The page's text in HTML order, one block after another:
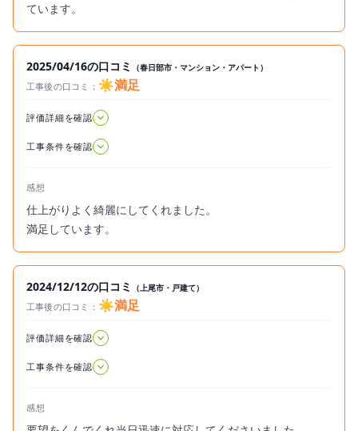
ています。
2025/04/16の口コミ （春日部市・マンション・アパート）
工事後の口コミ： ☀️満足
評価詳細を確認
工事条件を確認
感想
仕上がりよく綺麗にしてくれました。
満足しています。
2024/12/12の口コミ （上尾市・戸建て）
工事後の口コミ： ☀️満足
評価詳細を確認
工事条件を確認
感想